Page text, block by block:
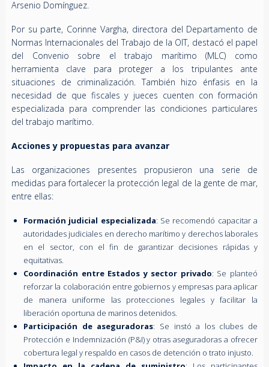
Arsenio Domínguez.
Por su parte, Corinne Vargha, directora del Departamento de
Normas Internacionales del Trabajo de la OIT, destacó el papel
del Convenio sobre el trabajo marítimo (MLC) como
herramienta clave para proteger a los tripulantes ante
situaciones de criminalización. También hizo énfasis en la
necesidad de que fiscales y jueces cuenten con formación
especializada para comprender las condiciones particulares
del trabajo marítimo.
Acciones y propuestas para avanzar
Las organizaciones presentes propusieron una serie de
medidas para fortalecer la protección legal de la gente de mar,
entre ellas:
Formación judicial especializada: Se recomendó capacitar a
autoridades judiciales en derecho marítimo y derechos laborales
en el sector, con el fin de garantizar decisiones rápidas y
equitativas.
Coordinación entre Estados y sector privado: Se planteó
reforzar la colaboración entre gobiernos y empresas para aplicar
de manera uniforme las protecciones legales y facilitar la
liberación oportuna de marinos detenidos.
Participación de aseguradoras: Se instó a los clubes de
Protección e Indemnización (P&I) y otras aseguradoras a ofrecer
cobertura legal y respaldo en casos de detención o trato injusto.